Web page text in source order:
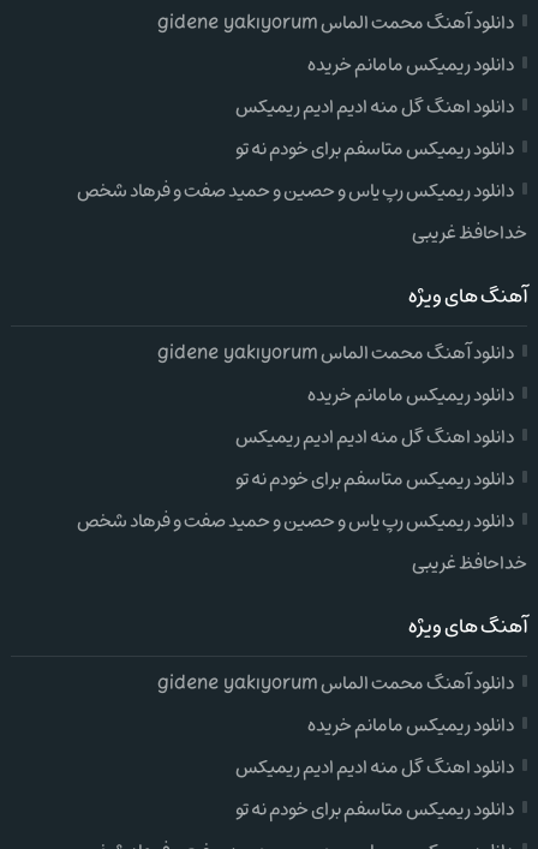
دانلود آهنگ محمت الماس gidene yakıyorum
دانلود ریمیکس مامانم خریده
دانلود اهنگ گل منه ادیم ادیم ریمیکس
دانلود ریمیکس متاسفم برای خودم نه تو
دانلود ریمیکس رپ یاس و حصین و حمید صفت و فرهاد شخص
خداحافظ غریبی
آهنگ های ویژه
دانلود آهنگ محمت الماس gidene yakıyorum
دانلود ریمیکس مامانم خریده
دانلود اهنگ گل منه ادیم ادیم ریمیکس
دانلود ریمیکس متاسفم برای خودم نه تو
دانلود ریمیکس رپ یاس و حصین و حمید صفت و فرهاد شخص
خداحافظ غریبی
آهنگ های ویژه
دانلود آهنگ محمت الماس gidene yakıyorum
دانلود ریمیکس مامانم خریده
دانلود اهنگ گل منه ادیم ادیم ریمیکس
دانلود ریمیکس متاسفم برای خودم نه تو